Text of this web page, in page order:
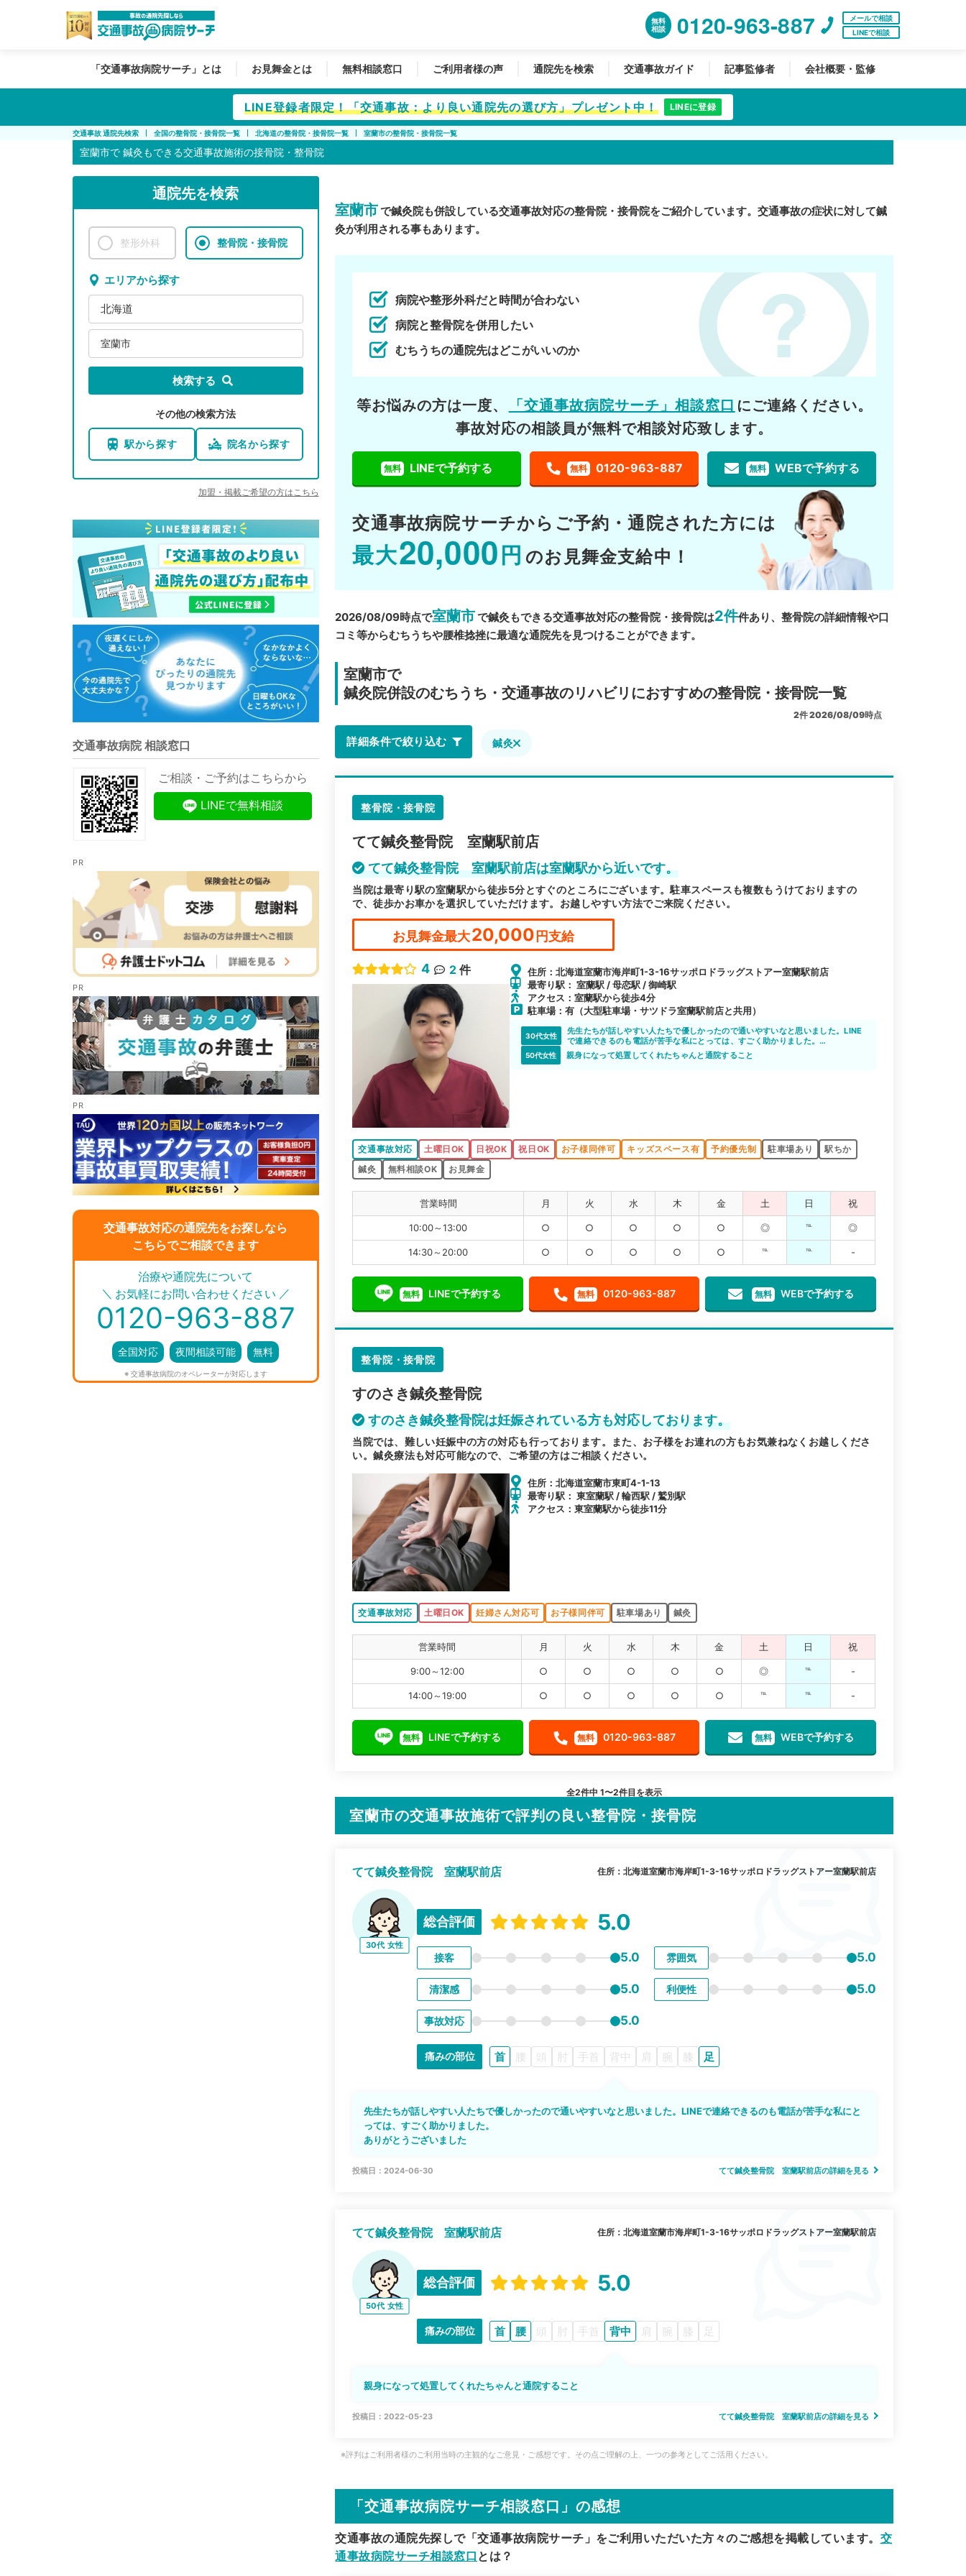
無料
相談
0120-963-887
メールで相談
LINEで相談
「交通事故病院サーチ」とは お見舞金とは 無料相談窓口 ご利用者様の声 通院先を検索 交通事故ガイド 記事監修者 会社概要・監修
LINE登録者限定！「交通事故：より良い通院先の選び方」プレゼント中！ LINEに登録
交通事故 通院先検索 全国の整骨院・接骨院一覧 北海道の整骨院・接骨院一覧 室蘭市の整骨院・接骨院一覧
室蘭市で 鍼灸もできる交通事故施術の接骨院・整骨院
通院先を検索
整形外科 整骨院・接骨院
エリアから探す
北海道
室蘭市
検索する
その他の検索方法
駅から探す 院名から探す
加盟・掲載ご希望の方はこちら
交通事故病院 相談窓口
ご相談・ご予約はこちらから
LINEで無料相談
交通事故対応の通院先をお探しなら
こちらでご相談できます
＼ ／
治療や通院先について
お気軽にお問い合わせください
0120-963-887
全国対応 夜間相談可能 無料
※ 交通事故病院のオペレーターが対応します
室蘭市で鍼灸院も併設している交通事故対応の整骨院・接骨院をご紹介しています。交通事故の症状に対して鍼
灸が利用される事もあります。
病院や整形外科だと時間が合わない
病院と整骨院を併用したい
むちうちの通院先はどこがいいのか
等お悩みの方は一度、 「交通事故病院サーチ」相談窓口 にご連絡ください。
事故対応の相談員が無料で相談対応致します。
無料 LINEで予約する 無料 0120-963-887 無料 WEBで予約する
交通事故病院サーチから ご予約・通院された方には
最大20,000 円 のお見舞金支給中！
2026/08/09時点で室蘭市で鍼灸もできる交通事故対応の整骨院・接骨院は2件件あり、整骨院の詳細情報や口
コミ等からむちうちや腰椎捻挫に最適な通院先を見つけることができます。
室蘭市で
鍼灸院併設のむちうち・交通事故のリハビリにおすすめの整骨院・接骨院一覧
2件2026/08/09時点
詳細条件で絞り込む 鍼灸
整骨院・接骨院
てて鍼灸整骨院 室蘭駅前店
てて鍼灸整骨院 室蘭駅前店は室蘭駅から近いです。
当院は最寄り駅の室蘭駅から徒歩5分とすぐのところにございます。駐車スペースも複数もうけておりますの
で、徒歩かお車かを選択していただけます。お越しやすい方法でご来院ください。
お見舞金最大20,000円支給
4 2 件
住所：北海道室蘭市海岸町1-3-16サッポロドラッグストアー室蘭駅前店
最寄り駅： 室蘭駅 / 母恋駅 / 御崎駅
アクセス：室蘭駅から徒歩4分
駐車場：有（大型駐車場・サツドラ室蘭駅前店と共用）
30代女性
先生たちが話しやすい人たちで優しかったので通いやすいなと思いました。LINE
で連絡できるのも電話が苦手な私にとっては、すごく助かりました。
ありがとうございました
50代女性 親身になって処置してくれたちゃんと通院すること
交通事故対応 土曜日OK 日祝OK 祝日OK お子様同伴可 キッズスペース有 予約優先制 駐車場あり
駅ちか
鍼灸
無料相談OK お見舞金
営業時間 月 火 水 木 金 土 日 祝
10:00～13:00 ○ ○ ○ ○ ○ ◎ ℡ ◎
14:30～20:00 ○ ○ ○ ○ ○ ℡ ℡ -
無料 LINEで予約する 無料 0120-963-887 無料 WEBで予約する
整骨院・接骨院
すのさき鍼灸整骨院
すのさき鍼灸整骨院は妊娠されている方も対応しております。
当院では、難しい妊娠中の方の対応も行っております。また、お子様をお連れの方もお気兼ねなくお越しくださ
い。鍼灸療法も対応可能なので、ご希望の方はご相談ください。
住所：北海道室蘭市東町4-1-13
最寄り駅： 東室蘭駅 / 輪西駅 / 鷲別駅
アクセス：東室蘭駅から徒歩11分
交通事故対応 土曜日OK 妊婦さん対応可 お子様同伴可 駐車場あり 鍼灸
営業時間 月 火 水 木 金 土 日 祝
9:00～12:00 ○ ○ ○ ○ ○ ◎ ℡ -
14:00～19:00 ○ ○ ○ ○ ○ ℡ ℡ -
無料 LINEで予約する 無料 0120-963-887 無料 WEBで予約する
全2件中 1〜2件目を表示
室蘭市の交通事故施術で評判の良い整骨院・接骨院
てて鍼灸整骨院 室蘭駅前店 住所：北海道室蘭市海岸町1-3-16サッポロドラッグストアー室蘭駅前店
30代 女性
総合評価 5.0
接客 5.0 雰囲気 5.0
清潔感 5.0 利便性 5.0
事故対応 5.0
痛みの部位 首 腰 頭 肘 手首 背中 肩 腕 膝 足
先生たちが話しやすい人たちで優しかったので通いやすいなと思いました。LINEで連絡できるのも電話が苦手な私にと
っては、すごく助かりました。
ありがとうございました
投稿日：2024-06-30 てて鍼灸整骨院 室蘭駅前店の詳細を見る
てて鍼灸整骨院 室蘭駅前店 住所：北海道室蘭市海岸町1-3-16サッポロドラッグストアー室蘭駅前店
50代 女性
総合評価 5.0
痛みの部位 首 腰 頭 肘 手首 背中 肩 腕 膝 足
親身になって処置してくれたちゃんと通院すること
投稿日：2022-05-23 てて鍼灸整骨院 室蘭駅前店の詳細を見る
※評判はご利用者様のご利用当時の主観的なご意見・ご感想です。その点ご理解の上、一つの参考としてご活用ください。
「交通事故病院サーチ相談窓口」の感想
交通事故の通院先探しで「交通事故病院サーチ」をご利用いただいた方々のご感想を掲載しています。 交
通事故病院サーチ相談窓口 とは？